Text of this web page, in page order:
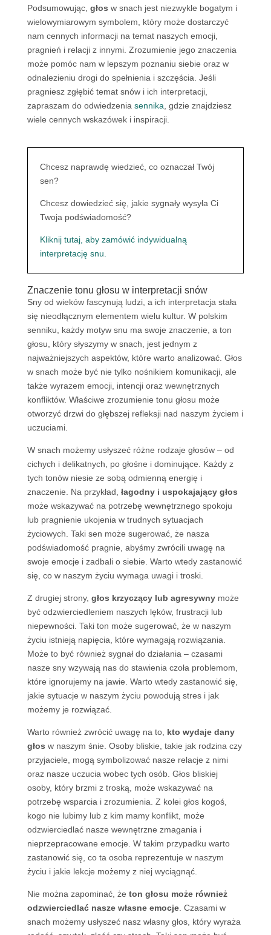
Podsumowując, głos w snach jest niezwykle bogatym i
wielowymiarowym symbolem, który może dostarczyć
nam cennych informacji na temat naszych emocji,
pragnień i relacji z innymi. Zrozumienie jego znaczenia
może pomóc nam w lepszym poznaniu siebie oraz w
odnalezieniu drogi do spełnienia i szczęścia. Jeśli
pragniesz zgłębić temat snów i ich interpretacji,
zapraszam do odwiedzenia sennika , gdzie znajdziesz
wiele cennych wskazówek i inspiracji.
Chcesz naprawdę wiedzieć, co oznaczał Twój
sen?
Chcesz dowiedzieć się, jakie sygnały wysyła Ci
Twoja podświadomość?
Kliknij tutaj, aby zamówić indywidualną
interpretację snu.
Znaczenie tonu głosu w interpretacji snów
Sny od wieków fascynują ludzi, a ich interpretacja stała
się nieodłącznym elementem wielu kultur. W polskim
senniku, każdy motyw snu ma swoje znaczenie, a ton
głosu, który słyszymy w snach, jest jednym z
najważniejszych aspektów, które warto analizować. Głos
w snach może być nie tylko nośnikiem komunikacji, ale
także wyrazem emocji, intencji oraz wewnętrznych
konfliktów. Właściwe zrozumienie tonu głosu może
otworzyć drzwi do głębszej refleksji nad naszym życiem i
uczuciami.
W snach możemy usłyszeć różne rodzaje głosów – od
cichych i delikatnych, po głośne i dominujące. Każdy z
tych tonów niesie ze sobą odmienną energię i
znaczenie. Na przykład, łagodny i uspokajający głos
może wskazywać na potrzebę wewnętrznego spokoju
lub pragnienie ukojenia w trudnych sytuacjach
życiowych. Taki sen może sugerować, że nasza
podświadomość pragnie, abyśmy zwrócili uwagę na
swoje emocje i zadbali o siebie. Warto wtedy zastanowić
się, co w naszym życiu wymaga uwagi i troski.
Z drugiej strony, głos krzyczący lub agresywnymoże
być odzwierciedleniem naszych lęków, frustracji lub
niepewności. Taki ton może sugerować, że w naszym
życiu istnieją napięcia, które wymagają rozwiązania.
Może to być również sygnał do działania – czasami
nasze sny wzywają nas do stawienia czoła problemom,
które ignorujemy na jawie. Warto wtedy zastanowić się,
jakie sytuacje w naszym życiu powodują stres i jak
możemy je rozwiązać.
Warto również zwrócić uwagę na to, kto wydaje dany
głos w naszym śnie. Osoby bliskie, takie jak rodzina czy
przyjaciele, mogą symbolizować nasze relacje z nimi
oraz nasze uczucia wobec tych osób. Głos bliskiej
osoby, który brzmi z troską, może wskazywać na
potrzebę wsparcia i zrozumienia. Z kolei głos kogoś,
kogo nie lubimy lub z kim mamy konflikt, może
odzwierciedlać nasze wewnętrzne zmagania i
nieprzepracowane emocje. W takim przypadku warto
zastanowić się, co ta osoba reprezentuje w naszym
życiu i jakie lekcje możemy z niej wyciągnąć.
Nie można zapominać, że ton głosu może również
odzwierciedlać nasze własne emocje. Czasami w
snach możemy usłyszeć nasz własny głos, który wyraża